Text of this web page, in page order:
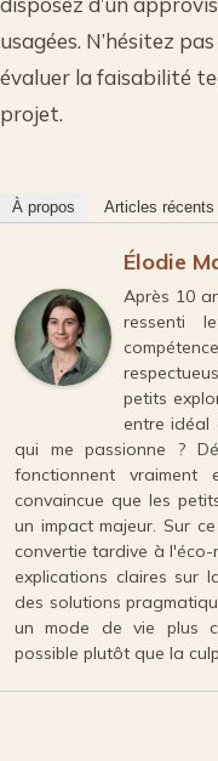
usagées. N’hésitez
évaluer la faisabilité
projet.
À propos Articles récents
Élodie
Après 10
ressenti
petits
entre idéal
qui me passionne ?
fonctionnent
convaincue que les
un impact majeur. Sur
convertie tardive à l'éco-
explications claires sur
des solutions
un mode de vie plus
possible plutôt que la